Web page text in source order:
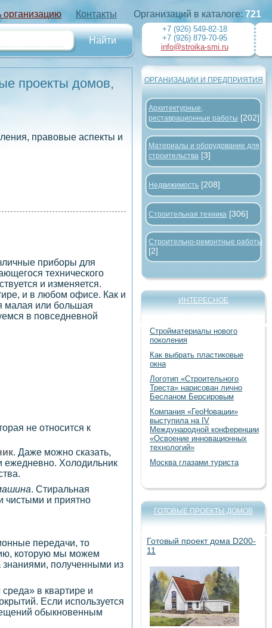
организацию Контакты
проекты домов,
правовые аспекты и
приборы для
технического
и изменяется.
и в любом офисе. Как и
малая или большая
в повседневной
не относится к
. Даже можно сказать,
ежедневно. Холодильник
. Стиральная
чистыми и приятно
передачи, то
которую мы можем
знаниями, полученными из
в квартире и
Если используется
обыкновенным
Организаций в каталоге: 721
+7 (926) 549-82-18
+7 (926) 879-70-95
info@stroika-smi.ru
ОРГАНИЗАЦИИ И ПРЕДПРИЯТИЯ
Архитектурные,
реставрационные работы [202]
Материалы и оборудование для
строительства [3]
Недвижимость [208]
Строительная техника [306]
Строительно-ремонтные работы
[2]
ИНТЕРЕСНОЕ
Стройматериалы нового
поколения
Как выбрать пластиковые
окна
Логотип «Строительного
Треста» нарисован лично
Бесланом Берсировым
Компания «ГеоНовации»
выступила на IV
Международной конференции
«Освоение инновационных
технологий»
Москва глазами туриста
ГОТОВЫЕ ПРОЕКТЫ ДОМОВ
Готовый проект дома D200-
11